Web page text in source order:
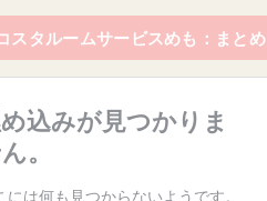
スタルームサービスめも：まとめ